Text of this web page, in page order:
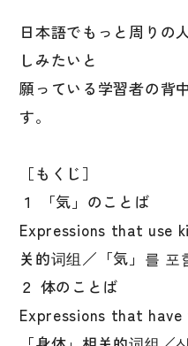
表記
言語学
試験対策
日本語教育事情
多言語社会・言語政策
アカデミック・スキル
定期刊行物
日本語でもっと周りの
しみたいと
願っている学習者の背
す。
［もくじ］
１ 「気」のことば
Expressions that use
关的词组／「気」를 포
２ 体のことば
Expressions that